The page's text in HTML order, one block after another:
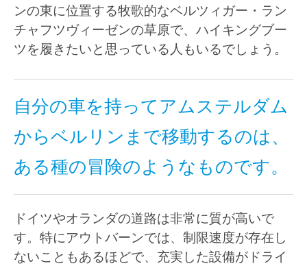
ンの東に位置する牧歌的なベルツィガー・ラン
チャフツヴィーゼンの草原で、ハイキングブー
ツを履きたいと思っている人もいるでしょう。
自分の車を持ってアムステルダム
からベルリンまで移動するのは、
ある種の冒険のようなものです。
ドイツやオランダの道路は非常に質が高いで
す。特にアウトバーンでは、制限速度が存在し
ないこともあるほどで、充実した設備がドライ